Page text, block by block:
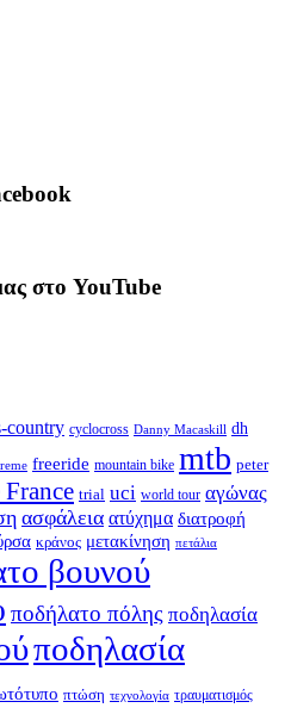
στο YouTube
country cyclocross Danny Macaskill dh
freeride mountain bike mtb peter
trial uci world tour αγώνας
ασφάλεια ατύχημα διατροφή
κράνος μετακίνηση πετάλια
βουνού
ποδήλατο πόλης ποδηλασία
ποδηλασία
πτώση τεχνολογία τραυματισμός